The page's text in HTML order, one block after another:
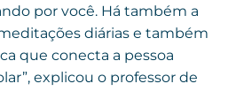
por você. Há também a
diárias e também
que conecta a pessoa
explicou o professor de